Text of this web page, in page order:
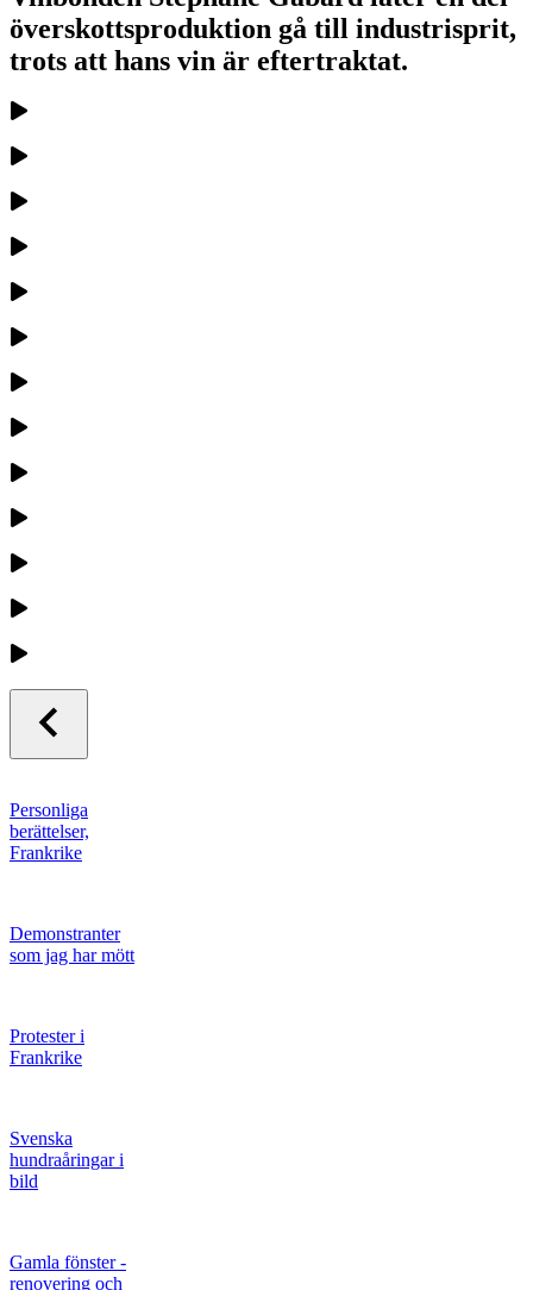
överskottsproduktion gå till industrisprit,
trots att hans vin är eftertraktat.
Personliga
berättelser,
Frankrike
Demonstranter
som jag har mött
Protester i
Frankrike
Svenska
hundraåringar i
bild
Gamla fönster -
renovering och